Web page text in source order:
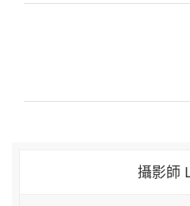
攝影師